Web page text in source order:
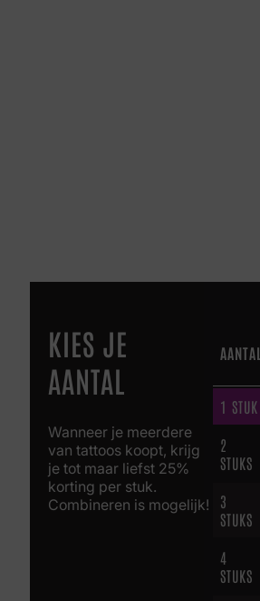
KIES JE
AANTAL
Wanneer je meerdere
van tattoos koopt, krijg
je tot maar liefst 25%
korting per stuk.
Combineren is mogelijk!
AANTAL
1 STUK
2
STUKS
3
STUKS
4
STUKS